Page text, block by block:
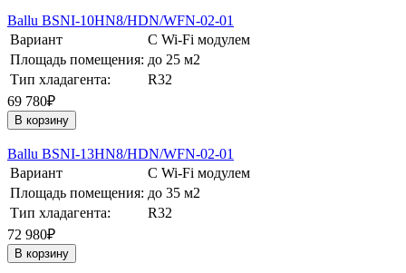
Ballu BSNI-10HN8/HDN/WFN-02-01
Вариант
С Wi-Fi модулем
Площадь помещения: до 25 м2
Тип хладагента:
R32
69 780₽
В корзину
Ballu BSNI-13HN8/HDN/WFN-02-01
Вариант
С Wi-Fi модулем
Площадь помещения: до 35 м2
Тип хладагента:
R32
72 980₽
В корзину